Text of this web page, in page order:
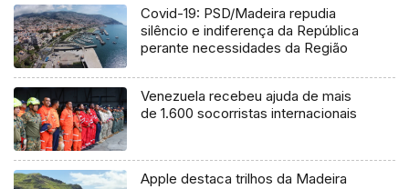
Covid-19: PSD/Madeira repudia
silêncio e indiferença da República
perante necessidades da Região
Venezuela recebeu ajuda de mais
de 1.600 socorristas internacionais
Apple destaca trilhos da Madeira